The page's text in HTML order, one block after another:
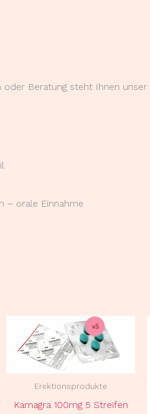
oder Beratung steht Ihnen
– orale Einnahme
Erektionsprodukte
Kamagra 100mg 5 Streifen